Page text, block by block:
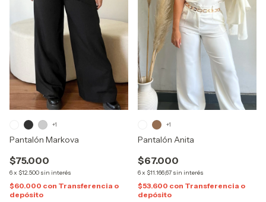
Pantalón Markova
$75.000
6x $12.500 sin interés
$60.000 con Transferencia o
depósito
+1
Pantalón Anita
$67.000
6x $11.166,67 sin interés
$53.600 con Transferencia o
depósito
+1